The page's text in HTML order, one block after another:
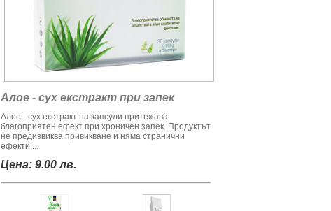
Алое - сух екстракт при запек
Алое - сух екстракт на капсули притежава
благоприятен ефект при хроничен запек. Продуктът
не предизвиква привикване и няма странични
ефекти....
Цена: 9.00 лв.